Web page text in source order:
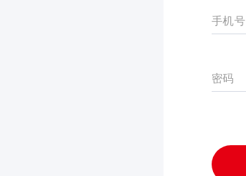
手机号
密码